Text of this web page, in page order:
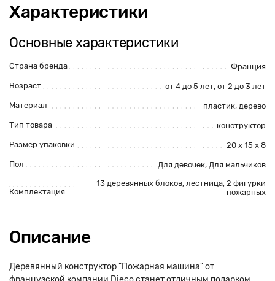
Характеристики
Основные характеристики
Страна бренда Франция
Возраст от 4 до 5 лет, от 2 до 3 лет
Материал пластик, дерево
Тип товара конструктор
Размер упаковки 20 x 15 x 8
Пол Для девочек, Для мальчиков
Комплектация
13 деревянных блоков, лестница, 2 фигурки
пожарных
Описание
Деревянный конструктор "Пожарная машина" от